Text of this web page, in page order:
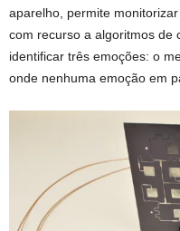
aparelho, permite
com recurso a algoritmos de
identificar três emoções: o
onde nenhuma emoção em